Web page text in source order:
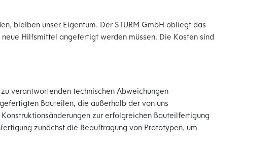
bleiben unser Eigentum. Der STURM GmbH obliegt das
Hilfsmittel angefertigt werden müssen. Die Kosten sind
verantwortenden technischen Abweichungen
Bauteilen, die außerhalb der von uns
zur erfolgreichen Bauteilfertigung
zunächst die Beauftragung von Prototypen, um